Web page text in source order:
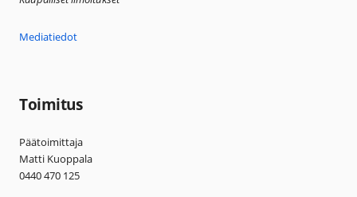
Mediatiedot
Toimitus
Päätoimittaja
Matti Kuoppala
0440 470 125